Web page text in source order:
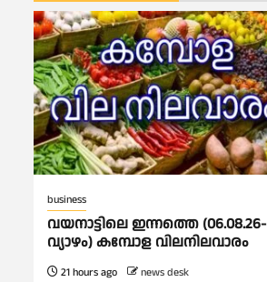
business
വയനാട്ടിലെ ഇന്നത്തെ (06.08.26-
വ്യാഴം) കമ്പോള വിലനിലവാരം
21 hours ago news desk